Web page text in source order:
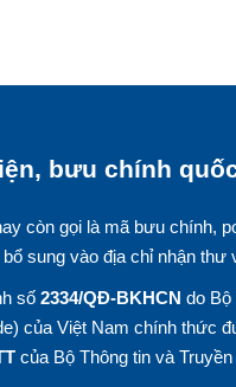
bưu chính
còn gọi là mã bưu chính,
sung vào địa chỉ nhận
số 2334/QĐ-BKHCN do Bộ
của Việt Nam chính thức
của Bộ Thông tin và